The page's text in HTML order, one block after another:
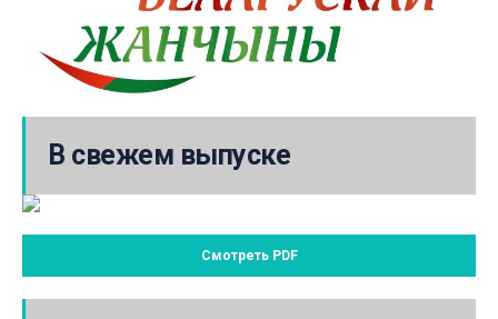
В свежем выпуске
Смотреть PDF